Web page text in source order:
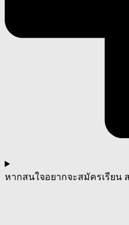
หากสนใจอยากจะสมัครเรียน